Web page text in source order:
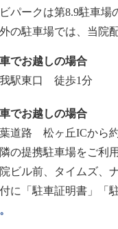
パークは第8.9駐車場
の駐車場では、当院
でお越しの場合
駅東口 徒歩1分
でお越しの場合
道路 松ヶ丘ICから
の提携駐車場をご利
ビル前、タイムズ、
に「駐車証明書」「